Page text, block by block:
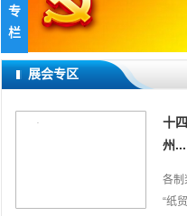
专
栏
展会专区
十
州...
各
“纸